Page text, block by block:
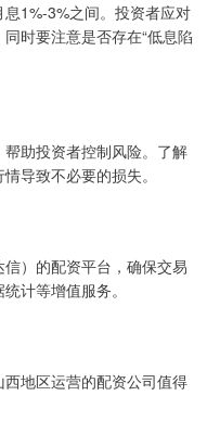
1%-3%之间。投资者应对
时要注意是否存在“低息陷
助投资者控制风险。了解
导致不必要的损失。
）的配资平台，确保交易
计等增值服务。
地区运营的配资公司值得